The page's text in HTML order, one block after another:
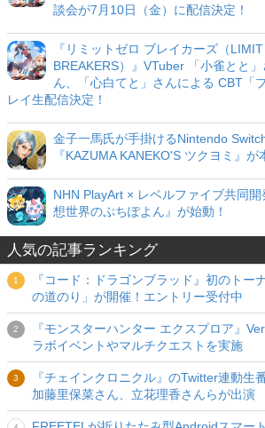
談会が7月10日（金）に配信決定！
『リミットゼロ ブレイカーズ（
BREAKERS）』VTuber 「小雀とと
ん、「心白てと」さんによる CBT「
レイ生配信決定！
金子一馬氏が手掛けるNintendo
『KAZUMA KANEKO'S ツクヨミ』が
NHN PlayArt × レベルファイブ共同
想世界のぷちぽよん』が始動！
人気の記事ランキング
『コード：ドラゴンブラッド』初のトー
の道のり」が開催！エントリー受付中
『モンスターハンター エクスプロア』
ラボイベントやマルチクエストを実施
『チェインクロニクル』のTwitter連動生
加藤里保菜さん、立花理香さんらが出演